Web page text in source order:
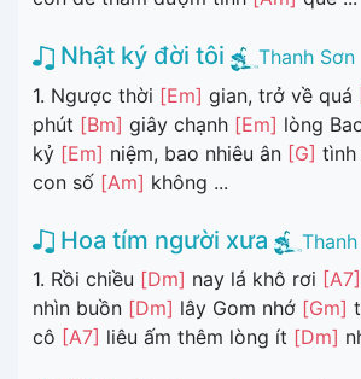
Nhật ký đời tôi
Thanh Sơn
1. Ngược thời [Em] gian, trở về quá
phút [Bm] giây chạnh [Em] lòng
kỷ [Em] niệm, bao nhiêu ân [G] tình
con số [Am] không ...
Hoa tím người xưa
1. Rồi chiều [Dm] nay lá khô rơi [A7]
nhìn buồn [Dm] lây Gom nhớ [Gm]
cô [A7] liêu ấm thêm lòng ít [Dm]